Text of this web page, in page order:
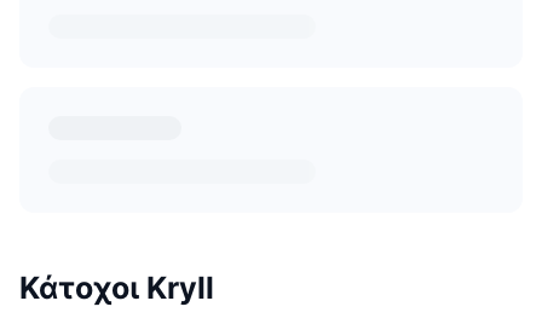
Κάτοχοι Kryll